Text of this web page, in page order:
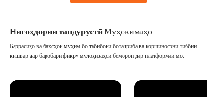
Нигоҳдории тандурустӣМуҳокимаҳо
Баррасиҳо ва баҳсҳои муҳим бо табибони ботаҷриба ва коршиносони тиббии
кишвар дар баробари фикру мулоҳизаҳои беморон дар платформаи мо.